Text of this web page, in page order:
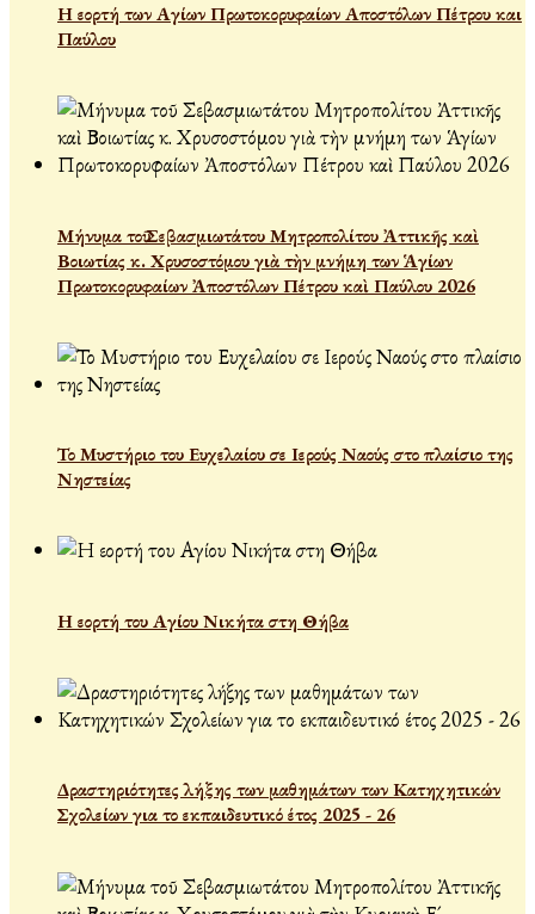
Η εορτή των Αγίων Πρωτοκορυφαίων Αποστόλων Πέτρου και
Παύλου
Μήνυμα τοῦ Σεβασμιωτάτου Μητροπολίτου Ἀττικῆς καὶ
Βοιωτίας κ. Χρυσοστόμου γιὰ τὴν μνήμη των Ἁγίων
Πρωτοκορυφαίων Ἀποστόλων Πέτρου καὶ Παύλου 2026
Το Μυστήριο του Ευχελαίου σε Ιερούς Ναούς στο πλαίσιο της
Νηστείας
Η εορτή του Αγίου Νικήτα στη Θήβα
Δραστηριότητες λήξης των μαθημάτων των Κατηχητικών
Σχολείων για το εκπαιδευτικό έτος 2025 - 26